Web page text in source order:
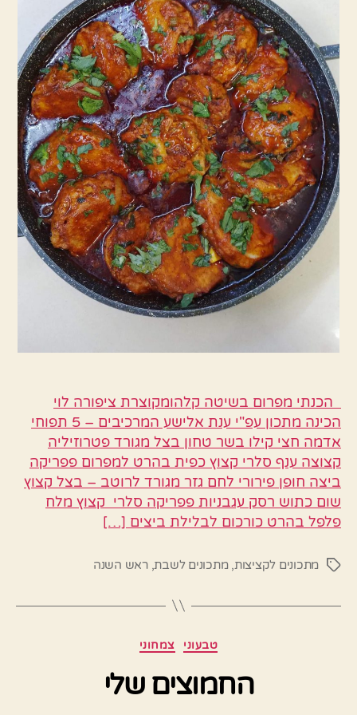
הכנתי מפרום בשיטה קלהומקוצרת ציפורה לוי
הכינה מתכון עפ"י ענת אלישע המרכיבים – 5 תפוחי
אדמה חצי קילו בשר טחון בצל מגורד פטרוזיליה
קצוצה ענף סלרי קצוץ כפית בהרט למפרום פפריקה
ביצה חופן פירורי לחם גזר מגורד לרוטב – בצל קצוץ
שום כתוש רסק עגבניות פפריקה סלרי קצוץ מלח
פלפל בהרט כורכום לבלילת ביצים […]
תגיותמתכונים לקציצות,מתכונים לשבת,ראש השנה
קטגוריות טבעוני צמחוני
החמוצים שלי